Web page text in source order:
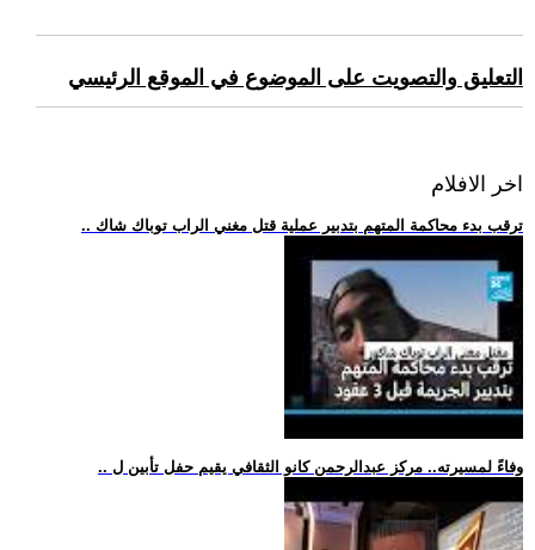
التعليق والتصويت على الموضوع في الموقع الرئيسي
اخر الافلام
.. ترقب بدء محاكمة المتهم بتدبير عملية قتل مغني الراب توباك شاك
.. وفاءً لمسيرته.. مركز عبدالرحمن كانو الثقافي يقيم حفل تأبين ل